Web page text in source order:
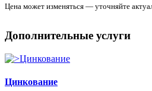
Цена может изменяться — уточняйте
Дополнительные услуги
Цинкование